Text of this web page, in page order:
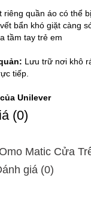
riêng quần áo có thể
bẩn khó giặt càng
tầm tay trẻ em
Lưu trữ nơi khô
tiếp.
Unilever
(0)
Matic Cửa
giá (0)